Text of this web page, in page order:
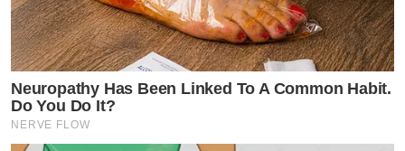
Neuropathy Has Been Linked To A Common Habit.
Do You Do It?
NERVE FLOW